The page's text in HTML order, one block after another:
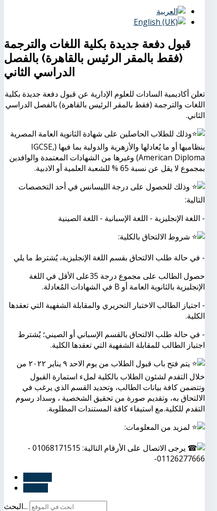
قبول دفعة جديدة بكلية اللغات والترجمة
(فقط بالمقر الرئيس بالقاهرة) بالفصل
الدراسي الثاني
تعلن أكاديمية السادات للعلوم الإدارية عن قبول دفعة جديدة بكلية
اللغات والترجمة (فقط بالمقر الرئيس بالقاهرة) بالفصل الدراسي
الثاني.
وذلك للطلاب الحاصلين على شهادة الثانوية العامة المصرية
بنظاميها أو ما يُعادلها والأزهرية والدولية بما فيها (IGCSE,
American Diploma) وغيرها من الشهادات المعتمدة والوافدين
بمجموع لا يقل عن نسبة 65 % للشعبة العلمية أو الادبية.
وذلك للحصول على درجة الليسانس في أحد التخصصات
التالية:
- اللغة الإنجليزية - اللغة الإسبانية - اللغة الصينية
شروط الالتحاق بالكلية:
- في حالة طلب الالتحاق بقسم اللغة الإنجليزية، يُشترط ما يلي
حصول الطالب على مجموع درجة 35على الأقل في اللغة
الإنجليزية بالثانوية العامة أو B في الشهادات المُعادلة.
- اجتياز الطالب الاختبار التحريري والمقابلة الشفهية التي تعقدها
الكلية.
- في حالة طلب الالتحاق بالقسم الإسباني أو الصيني؛ يُشترط
اجتياز الطالب للمقابلة الشفهية التي تعقدها الكلية.
يتم فتح باب قبول الطلاب من يوم الاحد ٩ يناير ٢٠٢٢ من
خلال التقدم لشئون الطلاب بالكلية لملء استمارة القبول
وتتضمن كافة بيانات الطالب، وتحديد القسم الذي يرغب في
الالتحاق به، وتقديم صورة من تحقيق الشخصية ، وسداد رسوم
التقدم للكلية.مع استيفاء كافة المستندات المطلوبة.
لمزيد من المعلومات:
يرجى الاتصال على الأرقام التالية: 01068171515 -
01126277666-
البحث...